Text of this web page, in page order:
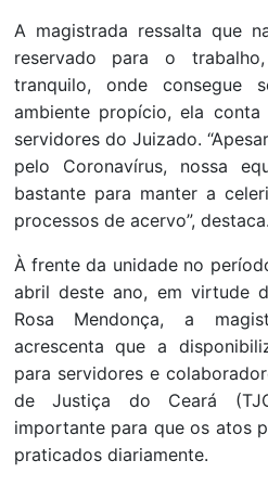
A magistrada ressalta que
reservado para o
tranquilo, onde consegue
ambiente propício, ela
servidores do Juizado.
pelo Coronavírus, nossa
bastante para manter a
processos de acervo”, destaca.
À frente da unidade no
abril deste ano, em virtude
Rosa Mendonça, a
acrescenta que a
para servidores e
de Justiça do Ceará
importante para que os atos
praticados diariamente.